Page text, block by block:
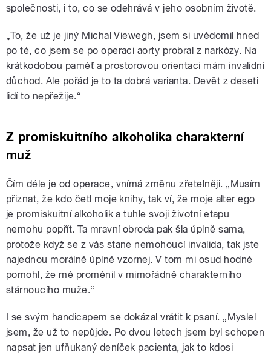
společnosti, i to, co se odehrává v jeho osobním životě.
„To, že už je jiný Michal Viewegh, jsem si uvědomil hned
po té, co jsem se po operaci aorty probral z narkózy. Na
krátkodobou paměť a prostorovou orientaci mám invalidní
důchod. Ale pořád je to ta dobrá varianta. Devět z deseti
lidí to nepřežije.“
Z promiskuitního alkoholika charakterní
muž
Čím déle je od operace, vnímá změnu zřetelněji. „Musím
přiznat, že kdo četl moje knihy, tak ví, že moje alter ego
je promiskuitní alkoholik a tuhle svoji životní etapu
nemohu popřít. Ta mravní obroda pak šla úplně sama,
protože když se z vás stane nemohoucí invalida, tak jste
najednou morálně úplně vzornej. V tom mi osud hodně
pomohl, že mě proměnil v mimořádně charakterního
stárnoucího muže.“
I se svým handicapem se dokázal vrátit k psaní. „Myslel
jsem, že už to nepůjde. Po dvou letech jsem byl schopen
napsat jen ufňukaný deníček pacienta, jak to kdosi